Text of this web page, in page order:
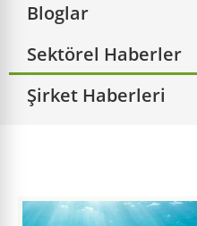
Bloglar
Sektörel Haberler
Şirket Haberleri